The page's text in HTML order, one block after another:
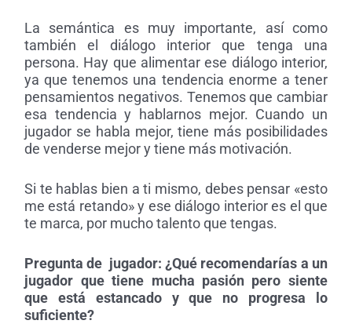
La semántica es muy importante, así como
también el diálogo interior que tenga una
persona. Hay que alimentar ese diálogo interior,
ya que tenemos una tendencia enorme a tener
pensamientos negativos. Tenemos que cambiar
esa tendencia y hablarnos mejor. Cuando un
jugador se habla mejor, tiene más posibilidades
de venderse mejor y tiene más motivación.
Si te hablas bien a ti mismo, debes pensar «esto
me está retando» y ese diálogo interior es el que
te marca, por mucho talento que tengas.
Pregunta de jugador:¿Qué recomendarías a un
jugador que tiene mucha pasión pero siente
que está estancado y que no progresa lo
suficiente?